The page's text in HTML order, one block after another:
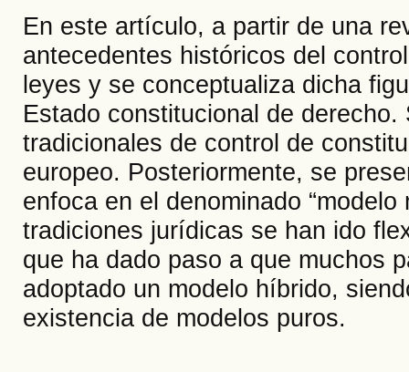
En este artículo, a partir de una
antecedentes históricos del
leyes y se conceptualiza dicha
Estado constitucional de
tradicionales de control de
europeo. Posteriormente, se
enfoca en el denominado
tradiciones jurídicas se han ido
que ha dado paso a que muchos
adoptado un modelo híbrido,
existencia de modelos puros.